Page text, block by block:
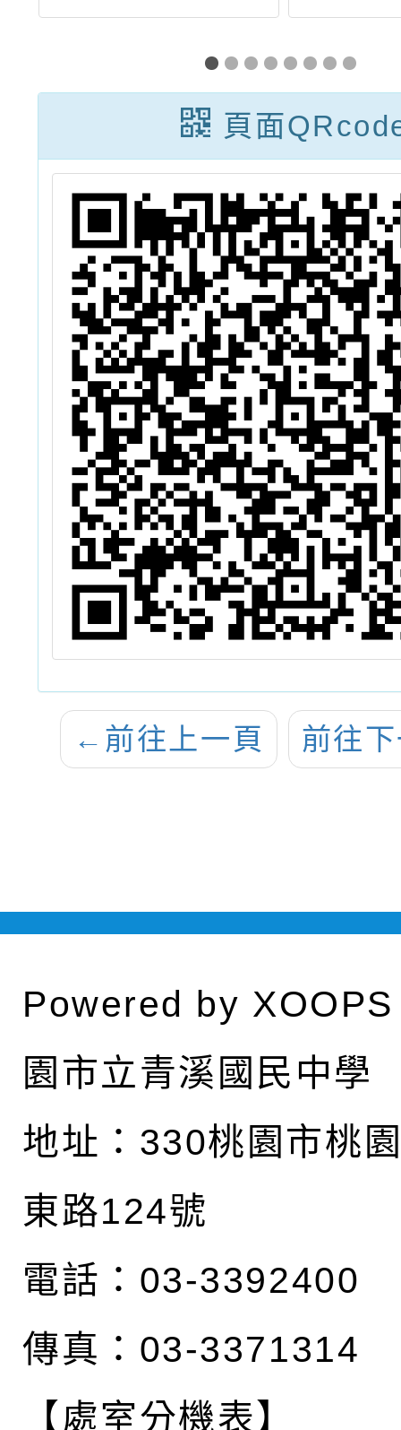
「多元評量嵌入
教學以促進科學
學習表現與數位
學習能力計畫–
教師實踐社群增
能與數位教材研
發推廣」計劃
進方
能研
演
本影
頁面
← 前往上一頁 前往
Powered by XOOPS
園市立青溪國民中學
地址： 330桃園市桃
東路124號
電話：03-3392400
傳真：03-3371314
【處室分機表】